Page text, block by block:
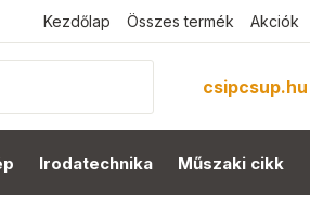
Kezdőlap Összes termék Akciók
csipcsup.hu
Irodatechnika Műszaki cikk